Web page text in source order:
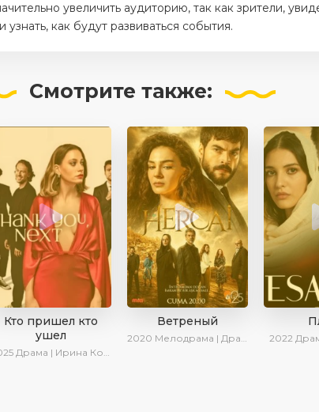
увеличить аудиторию, так как зрители,
как будут развиваться события.
Смотрите также:
Кто пришел кто
ушел
Драма | Ирина Котова | Новинки | Сериалы 2025
Ветреный
2020 Мелодрама | Драма | SesDizi | Ирина Котова | AveTurk 2022